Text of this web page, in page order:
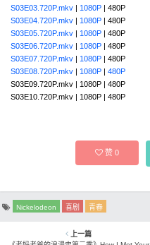
S03E03.720P.mkv | 1080P | 480P
S03E04.720P.mkv | 1080P | 480P
S03E05.720P.mkv | 1080P | 480P
S03E06.720P.mkv | 1080P | 480P
S03E07.720P.mkv | 1080P | 480P
S03E08.720P.mkv | 1080P | 480P
S03E09.720P.mkv | 1080P | 480P
S03E10.720P.mkv | 1080P | 480P
赞0
Nickelodeon 喜剧 青春
上一篇